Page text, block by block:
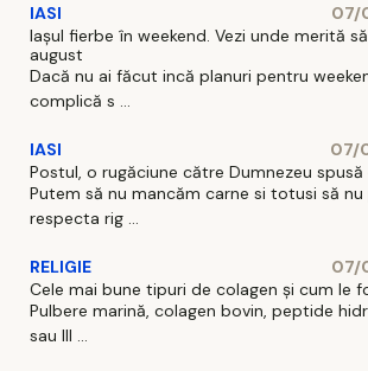
IASI
07/
Iașul fierbe în weekend. Vezi unde merită
august
Dacă nu ai făcut incă planuri pentru
complică s ...
IASI
07/
Postul, o rugăciune către Dumnezeu
Putem să nu mancăm carne si totusi să
respecta rig ...
RELIGIE
07/
Cele mai bune tipuri de colagen și cum le
Pulbere marină, colagen bovin, peptide
sau III ...